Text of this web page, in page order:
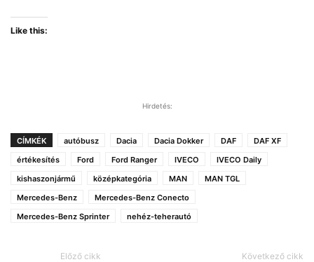
Like this:
Hirdetés:
CÍMKÉK autóbusz Dacia Dacia Dokker DAF
DAF XF
értékesítés
Ford Ford Ranger IVECO
IVECO Daily
kishaszonjármű
középkategória MAN
MAN TGL
Mercedes-Benz
Mercedes-Benz Conecto
Mercedes-Benz Sprinter
nehéz-teherautó
Előző cikk Következő cikk